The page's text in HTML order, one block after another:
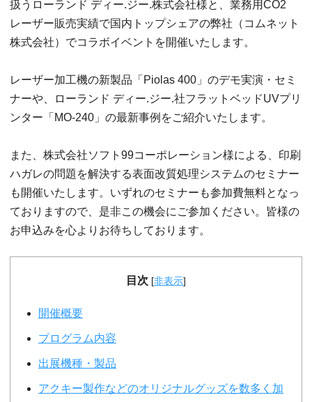
扱うローランド ディー.ジー.株式会社様と、業務用CO2
レーザー販売実績で国内トップシェアの弊社（コムネット
株式会社）でコラボイベントを開催いたします。
レーザー加工機の新製品「Piolas 400」のデモ実演・セミ
ナーや、ローランド ディー.ジー.社フラットベッドUVプリ
ンター「MO-240」の最新事例をご紹介いたします。
また、株式会社ソフト99コーポレーション様による、印刷
ハガレの問題を解決する表面改質処理システムのセミナー
も開催いたします。いずれのセミナーも参加費無料となっ
ておりますので、是非この機会にご参加ください。皆様の
お申込みを心よりお待ちしております。
目次 [非表示]
開催概要
プログラム内容
出展機種・製品
アクキー製作などのオリジナルグッズを数多く加